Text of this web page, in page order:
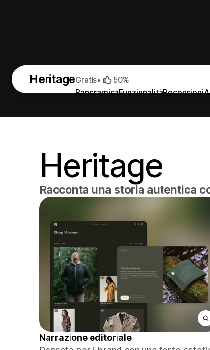
Heritage
PanoramicaFunzionalitàRecensioni
Gratis• 50%
Heritage
Racconta una storia autentica
Narrazione editoriale